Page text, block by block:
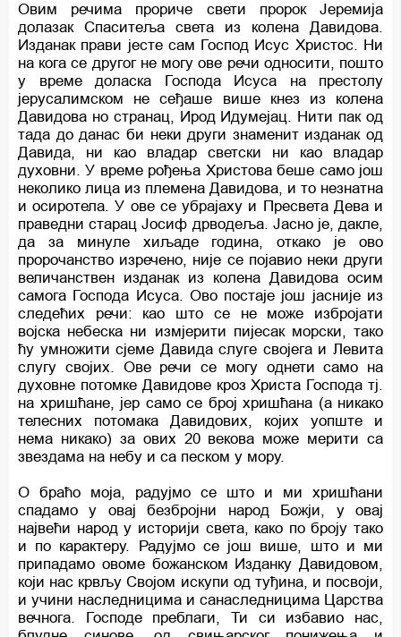
Овим речима прориче свети пророк Јеремија
долазак Спаситеља света из колена Давидова.
Изданак прави јесте сам Господ Исус Христос. Ни
на кога се другог не могу ове речи односити, пошто
у време доласка Господа Исуса на престолу
јерусалимском не сеђаше више кнез из колена
Давидова но странац, Ирод Идумејац. Нити пак од
тада до данас би неки други знаменит изданак од
Давида, ни као владар светски ни као владар
духовни. У време рођења Христова беше само још
неколико лица из племена Давидова, и то незнатна
и осиротела. У ове се убрајаху и Пресвета Дева и
праведни старац Јосиф дрводеља. Јасно је, дакле,
да за минуле хиљаде година, откако је ово
пророчанство изречено, није се појавио неки други
величанствен изданак из колена Давидова осим
самога Господа Исуса. Ово постаје још јасније из
следећих речи: као што се не може избројати
војска небеска ни измјерити пијесак морски, тако
ћу умножити сјеме Давида слуге својега и Левита
слугу својих. Ове речи се могу однети само на
духовне потомке Давидове кроз Христа Господа тј.
на хришћане, јер само се број хришћана (а никако
телесних потомака Давидових, којих уопште и
нема никако) за ових 20 векова може мерити са
звездама на небу и са песком у мору.
О браћо моја, радујмо се што и ми хришћани
спадамо у овај безбројни народ Божји, у овај
највећи народ у историји света, како по броју тако
и по карактеру. Радујмо се још више, што и ми
припадамо овоме божанском Изданку Давидовом,
који нас крвљу Својом искупи од туђина, и посвоји,
и учини наследницима и санаследницима Царства
вечнога. Господе преблаги, Ти си избавио нас,